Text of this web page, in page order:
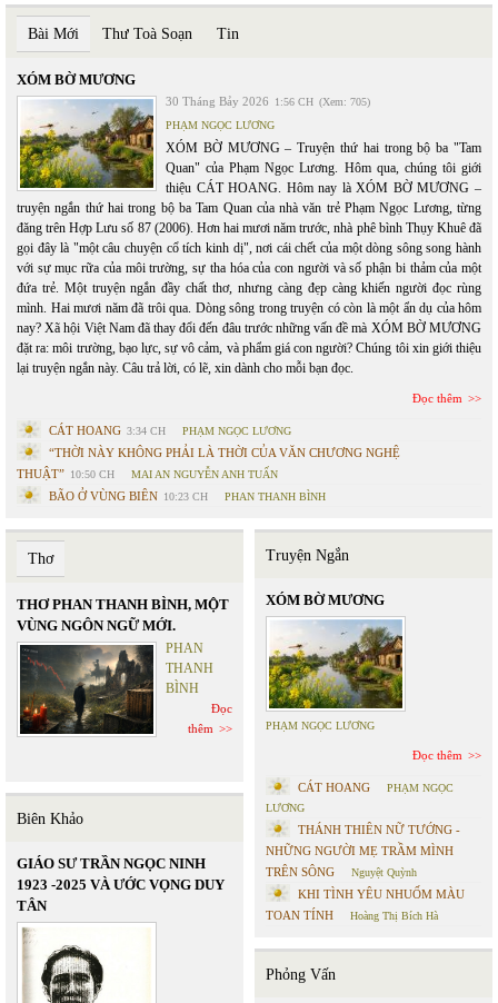
Bài Mới Thư Toà Soạn Tin
XÓM BỜ MƯƠNG
30 Tháng Bảy 2026 1:56 CH (Xem: 705)
PHẠM NGỌC LƯƠNG
XÓM BỜ MƯƠNG – Truyện thứ hai trong bộ ba "Tam
Quan" của Phạm Ngọc Lương. Hôm qua, chúng tôi giới
thiệu CÁT HOANG. Hôm nay là XÓM BỜ MƯƠNG –
truyện ngắn thứ hai trong bộ ba Tam Quan của nhà văn trẻ Phạm Ngọc Lương, từng
đăng trên Hợp Lưu số 87 (2006). Hơn hai mươi năm trước, nhà phê bình Thụy Khuê đã
gọi đây là "một câu chuyện cổ tích kinh dị", nơi cái chết của một dòng sông song hành
với sự mục rữa của môi trường, sự tha hóa của con người và số phận bi thảm của một
đứa trẻ. Một truyện ngắn đầy chất thơ, nhưng càng đẹp càng khiến người đọc rùng
mình. Hai mươi năm đã trôi qua. Dòng sông trong truyện có còn là một ẩn dụ của hôm
nay? Xã hội Việt Nam đã thay đổi đến đâu trước những vấn đề mà XÓM BỜ MƯƠNG
đặt ra: môi trường, bạo lực, sự vô cảm, và phẩm giá con người? Chúng tôi xin giới thiệu
lại truyện ngắn này. Câu trả lời, có lẽ, xin dành cho mỗi bạn đọc.
Đọc thêm
CÁT HOANG 3:34 CH PHẠM NGỌC LƯƠNG
“THỜI NÀY KHÔNG PHẢI LÀ THỜI CỦA VĂN CHƯƠNG NGHỆ
THUẬT” 10:50 CH MAI AN NGUYỄN ANH TUẤN
BÃO Ở VÙNG BIÊN 10:23 CH PHAN THANH BÌNH
Thơ
THƠ PHAN THANH BÌNH, MỘT
VÙNG NGÔN NGỮ MỚI.
PHAN
THANH
BÌNH
Đọc
thêm
Biên Khảo
GIÁO SƯ TRẦN NGỌC NINH
1923 -2025 VÀ ƯỚC VỌNG DUY
TÂN
Truyện Ngắn
XÓM BỜ MƯƠNG
PHẠM NGỌC LƯƠNG
Đọc thêm
CÁT HOANG
PHẠM NGỌC
LƯƠNG
THÁNH THIÊN NỮ TƯỚNG -
NHỮNG NGƯỜI MẸ TRẦM MÌNH
TRÊN SÔNG
Nguyệt Quỳnh
KHI TÌNH YÊU NHUỐM MÀU
TOAN TÍNH
Hoàng Thị Bích Hà
Phỏng Vấn